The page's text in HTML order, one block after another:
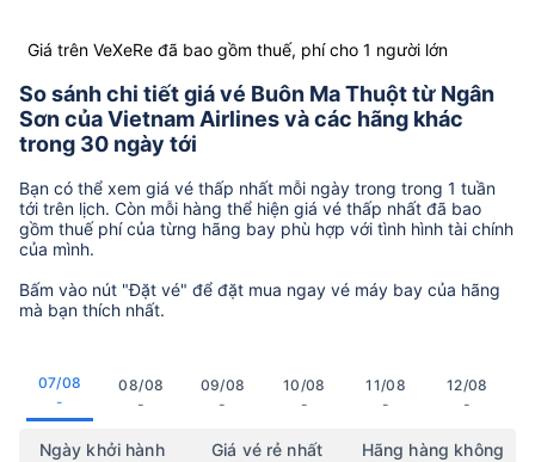
Giá trên VeXeRe đã bao gồm thuế, phí cho 1 người lớn
So sánh chi tiết giá vé Buôn Ma Thuột từ Ngân
Sơn của Vietnam Airlines và các hãng khác
trong 30 ngày tới
Bạn có thể xem giá vé thấp nhất mỗi ngày trong trong 1 tuần
tới trên lịch. Còn mỗi hàng thể hiện giá vé thấp nhất đã bao
gồm thuế phí của từng hãng bay phù hợp với tình hình tài chính
của mình.
Bấm vào nút "Đặt vé" để đặt mua ngay vé máy bay của hãng
mà bạn thích nhất.
07/08
-
08/08
-
09/08
-
10/08
-
11/08
-
12/08
-
Ngày khởi hành Giá vé rẻ nhất Hãng hàng không